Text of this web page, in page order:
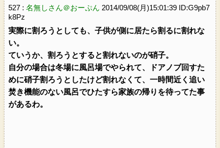
527 : 名無しさん＠おーぷん 2014/09/08(月)15:01:39 ID:G9pb7
k8Pz
実際に割ろうとしても、子供が側に居たら割るに割れな
い。
ていうか、割ろうとすると割れないのが硝子。
自分の場合は冬場に風呂場でやられて、ドアノブ回すた
めに硝子割ろうとしたけど割れなくて、一時間近く追い
焚き機能のない風呂でひたすら家族の帰りを待ってた事
があるわ。